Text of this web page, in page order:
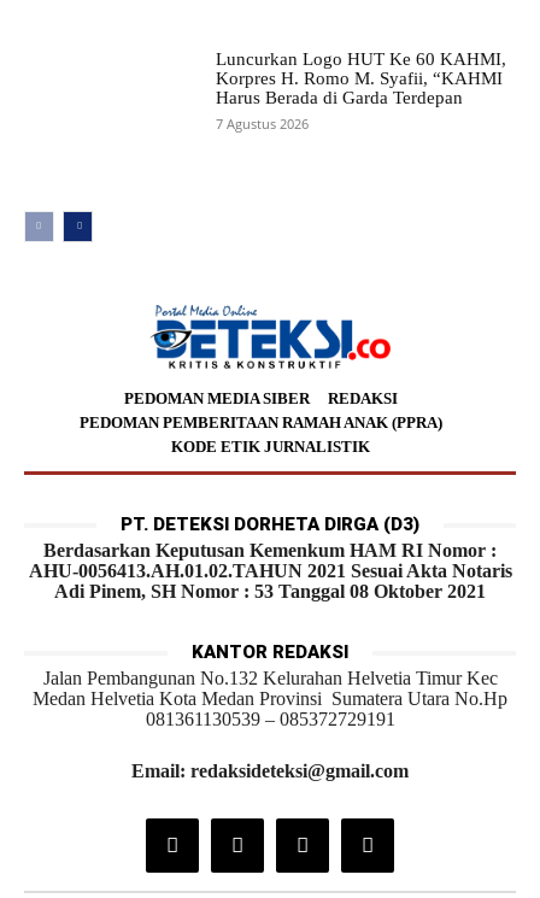
Luncurkan Logo HUT Ke 60 KAHMI,
Korpres H. Romo M. Syafii, “KAHMI
Harus Berada di Garda Terdepan
7 Agustus 2026
PEDOMAN MEDIA SIBER
REDAKSI
PEDOMAN PEMBERITAAN RAMAH ANAK (PPRA)
KODE ETIK JURNALISTIK
PT. DETEKSI DORHETA DIRGA (D3)
Berdasarkan Keputusan Kemenkum HAM RI Nomor :
AHU-0056413.AH.01.02.TAHUN 2021 Sesuai Akta Notaris
Adi Pinem, SH Nomor : 53 Tanggal 08 Oktober 2021
KANTOR REDAKSI
Jalan Pembangunan No.132 Kelurahan Helvetia Timur Kec
Medan Helvetia Kota Medan Provinsi Sumatera Utara No.Hp
081361130539 – 085372729191
Email: redaksideteksi@gmail.com